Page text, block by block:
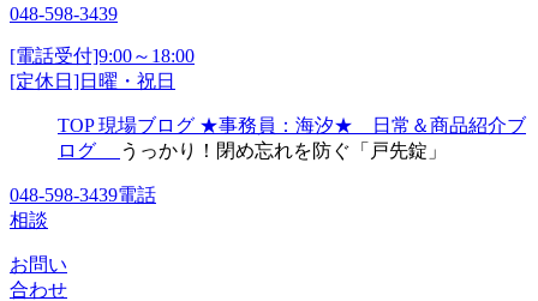
048-598-3439
[電話受付]9:00～18:00
[定休日]日曜・祝日
TOP 現場ブログ ★事務員：海汐★ 日常＆商品紹介ブ
ログ
うっかり！閉め忘れを防ぐ「戸先錠」
048-598-3439電話
相談
お問い
合わせ